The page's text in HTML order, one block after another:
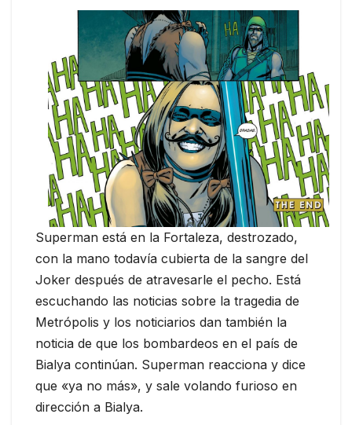
Superman está en la Fortaleza, destrozado,
con la mano todavía cubierta de la sangre del
Joker después de atravesarle el pecho. Está
escuchando las noticias sobre la tragedia de
Metrópolis y los noticiarios dan también la
noticia de que los bombardeos en el país de
Bialya continúan. Superman reacciona y dice
que «ya no más», y sale volando furioso en
dirección a Bialya.